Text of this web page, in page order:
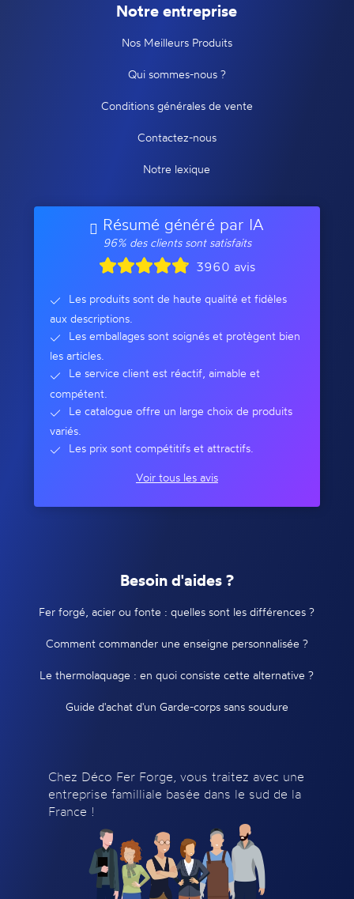
Notre entreprise
Nos Meilleurs Produits
Qui sommes-nous ?
Conditions générales de vente
Contactez-nous
Notre lexique
Résumé généré par IA
96% des clients sont satisfaits
3960 avis
Les produits sont de haute qualité et fidèles
aux descriptions.
Les emballages sont soignés et protègent bien
les articles.
Le service client est réactif, aimable et
compétent.
Le catalogue offre un large choix de produits
variés.
Les prix sont compétitifs et attractifs.
Voir tous les avis
Besoin d'aides ?
Fer forgé, acier ou fonte : quelles sont les différences ?
Comment commander une enseigne personnalisée ?
Le thermolaquage : en quoi consiste cette alternative ?
Guide d'achat d'un Garde-corps sans soudure
Chez Déco Fer Forge, vous traitez avec une
entreprise familliale basée dans le sud de la
France !